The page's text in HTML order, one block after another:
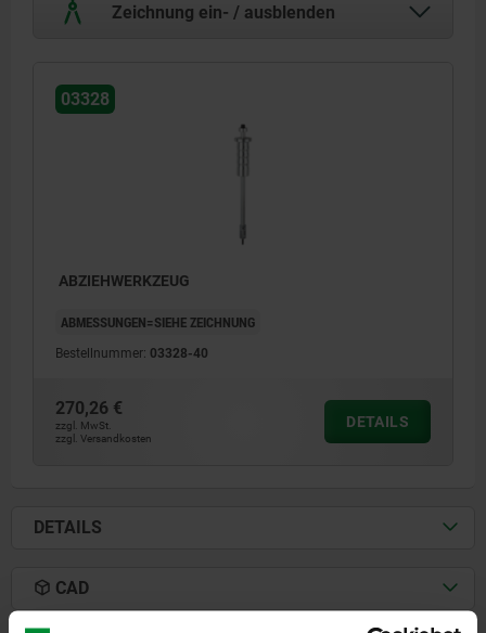
Zeichnung ein- / ausblenden
1) Anschlag
03328
ABZIEHWERKZEUG
ABMESSUNGEN=SIEHE ZEICHNUNG
Bestellnummer: 03328-40
270,26 €
zzgl. MwSt.
zzgl. Versandkosten
DETAILS
DETAILS
CAD